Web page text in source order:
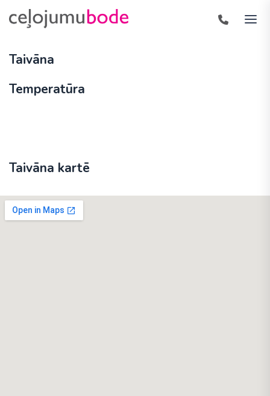
Taivāna
Temperatūra
Taivāna kartē